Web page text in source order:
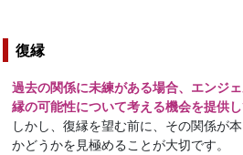
復縁
過去の関係に未練がある場合、エンジ
縁の可能性について考える機会を提供し
しかし、復縁を望む前に、その関係が
かどうかを見極めることが大切です。